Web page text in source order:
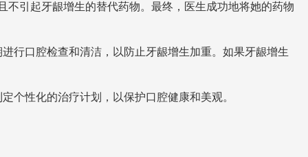
不引起牙龈增生的替代药物。最终，医生成功地将她的药物
行口腔检查和清洁，以防止牙龈增生加重。如果牙龈增生
个性化的治疗计划，以保护口腔健康和美观。